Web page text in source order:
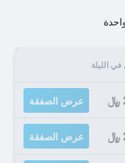
في الليلة
عرض الصفقة
عرض الصفقة